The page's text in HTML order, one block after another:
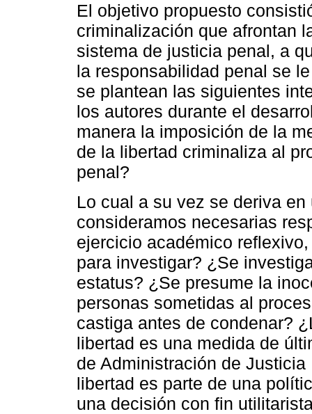
El objetivo propuesto
criminalización que afrontan
sistema de justicia penal, a
la responsabilidad penal se
se plantean las siguientes
los autores durante el
manera la imposición de la
de la libertad criminaliza al
penal?
Lo cual a su vez se deriva
consideramos necesarias
ejercicio académico
para investigar? ¿Se
estatus? ¿Se presume la
personas sometidas al
castiga antes de condenar?
libertad es una medida de
de Administración de
libertad es parte de una
una decisión con fin